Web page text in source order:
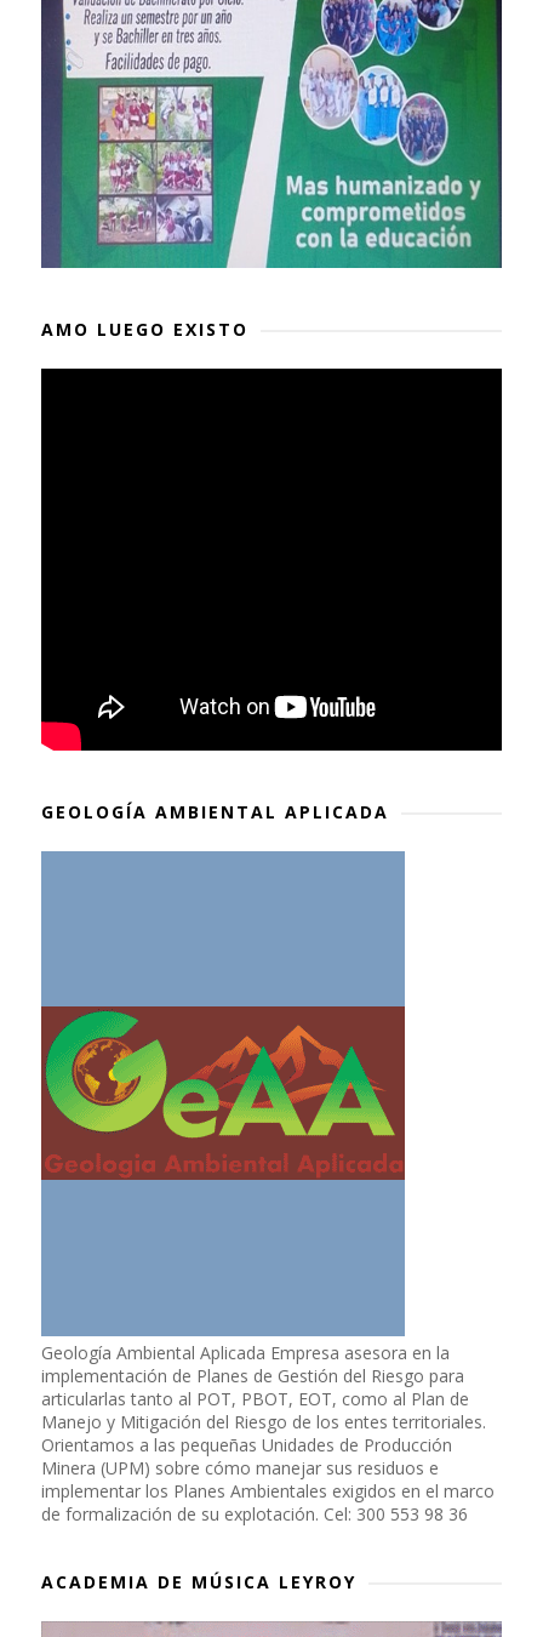
AMO LUEGO EXISTO
GEOLOGÍA AMBIENTAL APLICADA
Geología Ambiental Aplicada Empresa asesora en la
implementación de Planes de Gestión del Riesgo para
articularlas tanto al POT, PBOT, EOT, como al Plan de
Manejo y Mitigación del Riesgo de los entes territoriales.
Orientamos a las pequeñas Unidades de Producción
Minera (UPM) sobre cómo manejar sus residuos e
implementar los Planes Ambientales exigidos en el marco
de formalización de su explotación. Cel: 300 553 98 36
ACADEMIA DE MÚSICA LEYROY